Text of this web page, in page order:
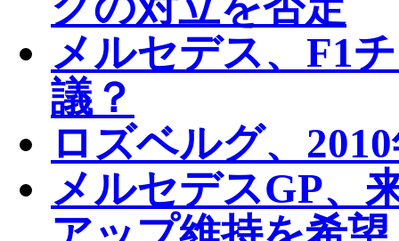
メルセデス、F1
議？
ロズベルグ、
メルセデスGP、